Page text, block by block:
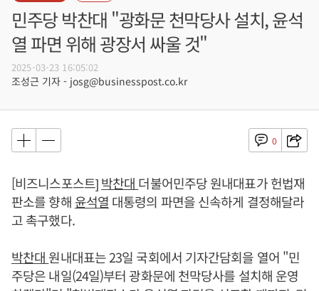
민주당 박찬대 "광화문 천막당사 설치, 윤석
열 파면 위해 광장서 싸울 것"
2025-03-23 16:05:02
조성근 기자 - josg@businesspost.co.kr
0
[비즈니스포스트]박찬대 더불어민주당 원내대표가 헌법재
판소를 향해 윤석열 대통령의 파면을 신속하게 결정해달라
고 촉구했다.
박찬대 원내대표는 23일 국회에서 기자간담회을 열어 "민
주당은 내일(24일)부터 광화문에 천막당사를 설치해 운영